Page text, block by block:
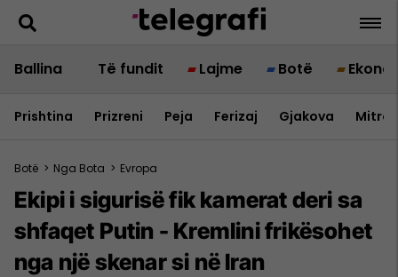
Ballina Të fundit Lajme Botë
Prishtina Prizreni Peja Ferizaj Gjakova
Botë > Nga Bota > Evropa
Ekipi i sigurisë fik kamerat deri sa
shfaqet Putin - Kremlini frikësohet
nga një skenar si në Iran